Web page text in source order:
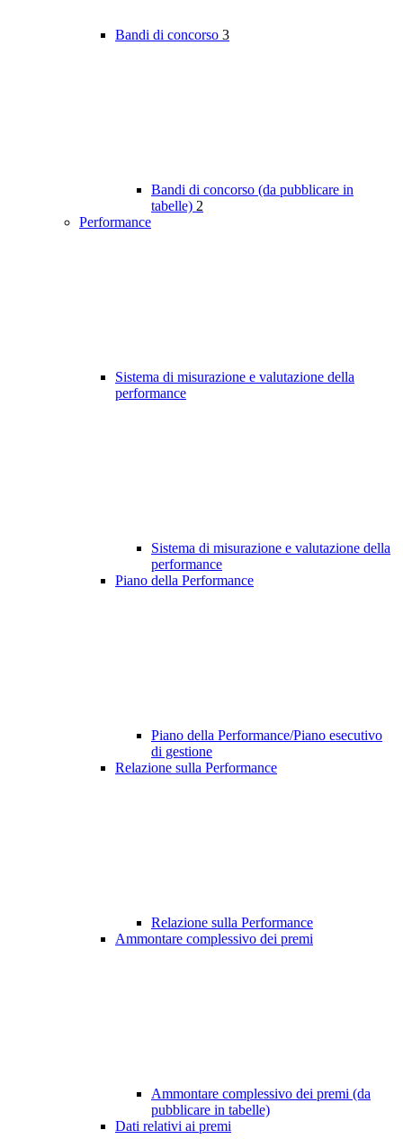
Bandi di concorso 3
Bandi di concorso (da pubblicare in
tabelle) 2
Performance
Sistema di misurazione e valutazione della
performance
Sistema di misurazione e valutazione della
performance
Piano della Performance
Piano della Performance/Piano esecutivo
di gestione
Relazione sulla Performance
Relazione sulla Performance
Ammontare complessivo dei premi
Ammontare complessivo dei premi (da
pubblicare in tabelle)
Dati relativi ai premi